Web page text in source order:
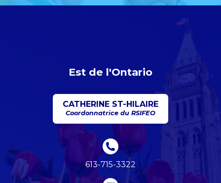
Est de l'Ontario
CATHERINE ST-HILAIRE
Coordonnatrice du RSIFEO
613-715-3322